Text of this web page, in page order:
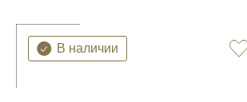
В наличии